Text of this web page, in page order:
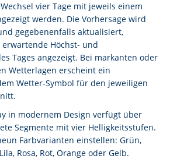
vier Tage mit jeweils einem
werden. Die Vorhersage wird
gegebenenfalls aktualisiert,
Höchst- und
Tages angezeigt. Bei markanten oder
Wetterlagen erscheint ein
Wetter-Symbol für den jeweiligen
in modernem Design verfügt über
Segmente mit vier Helligkeitsstufen.
Farbvarianten einstellen: Grün,
Rosa, Rot, Orange oder Gelb.